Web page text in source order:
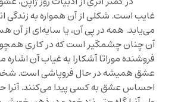
غایب است. شکلی از آن همواره به زندگی
می‌یابد. همه در پی آن، یا سایه‌ای از آن
آن چنان چشمگیر است که در کاری
فروشندهموراتا آشکارا به غیاب آن
عشق همیشه در حال فروپاشی است.
احساس عشق به کسی پیدا می‌کنند.